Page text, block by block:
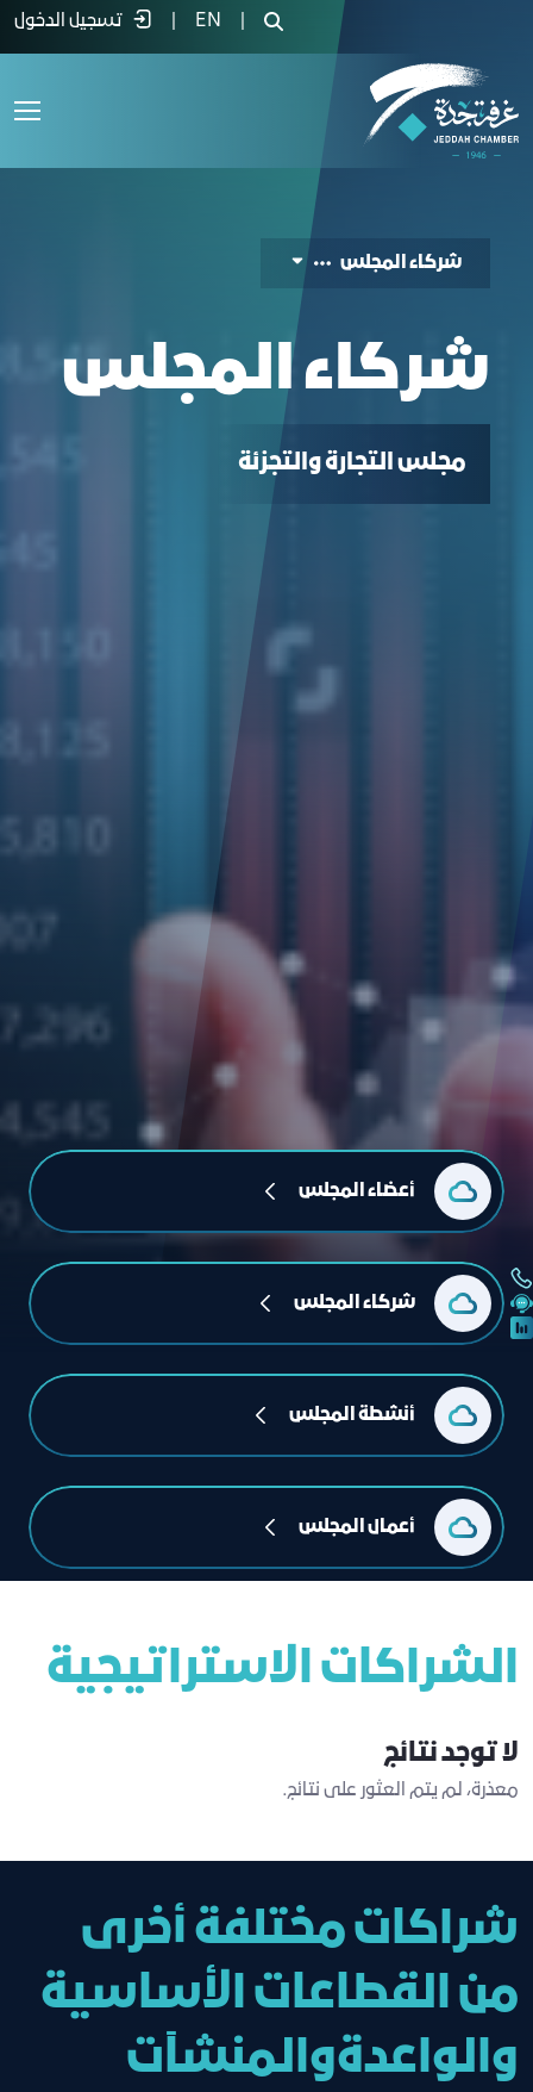
شركاء المجلس - غرفة جدة
EN تسجيل الدخول
شركاء المجلس
شركاء المجلس
ﻣﺠﻠﺲ اﻟﺘﺠﺎرة واﻟﺘﺠﺰﺋﺔ
أعضاء المجلس
شركاء المجلس
أنشطة المجلس
أعمال المجلس
الشراكات الاستراتيجية
لا توجد نتائج
معذرة، لم يتم العثور على نتائج.
شراكات مختلفة أخرى
من القطاعات الأساسية
والواعدةوالمنشآت